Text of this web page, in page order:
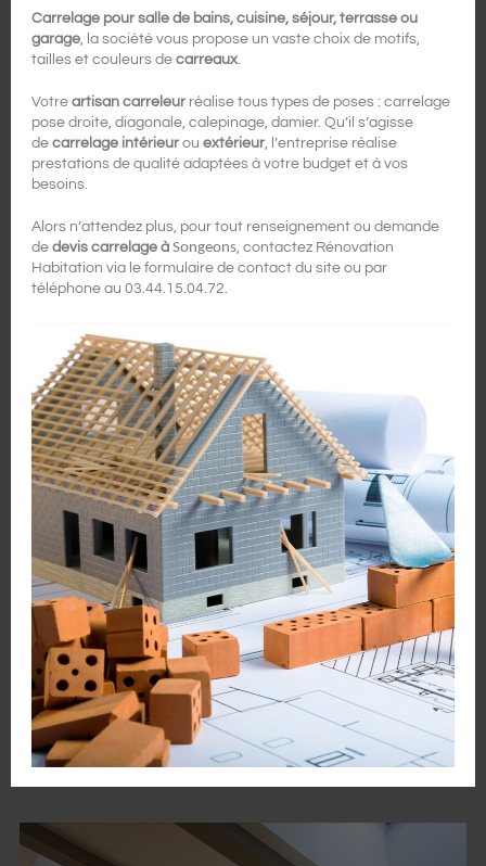
Carrelage pour salle de bains, cuisine, séjour, terrasse ou
garage, la société vous propose un vaste choix de motifs,
tailles et couleurs de carreaux.
Votreartisan carreleurréalise tous types de poses : carrelage
pose droite, diagonale, calepinage, damier. Qu’il s’agisse
de carrelage intérieurou extérieur, l’entreprise réalise
prestations de qualité adaptées à votre budget et à vos
besoins.
Alors n’attendez plus, pour tout renseignement ou demande
de devis carrelage à Songeons, contactez Rénovation
Habitation via le formulaire de contact du site ou par
téléphone au 03.44.15.04.72.